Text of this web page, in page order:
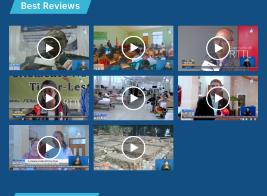
Best Reviews